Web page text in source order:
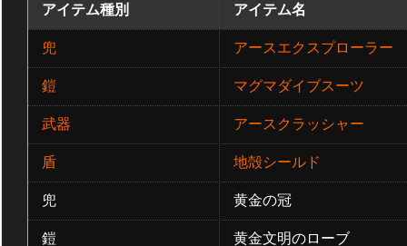
アイテム種別 アイテム名
兜 アースエクスプローラー
鎧 マグマダイブスーツ
武器 アースクラッシャー
盾 地殻シールド
兜 黄金の冠
鎧 黄金文明のローブ